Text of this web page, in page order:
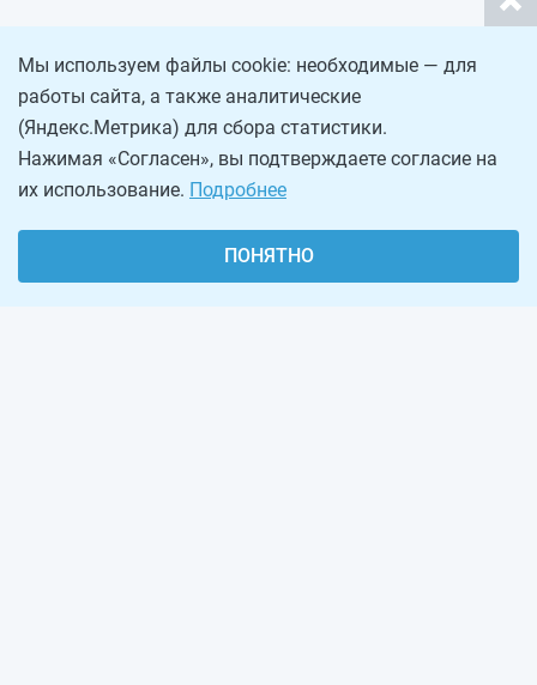
Мы используем файлы cookie: необходимые — для
работы сайта, а также аналитические
(Яндекс.Метрика) для сбора статистики.
Нажимая «Согласен», вы подтверждаете согласие на
их использование. Подробнее
ПОНЯТНО